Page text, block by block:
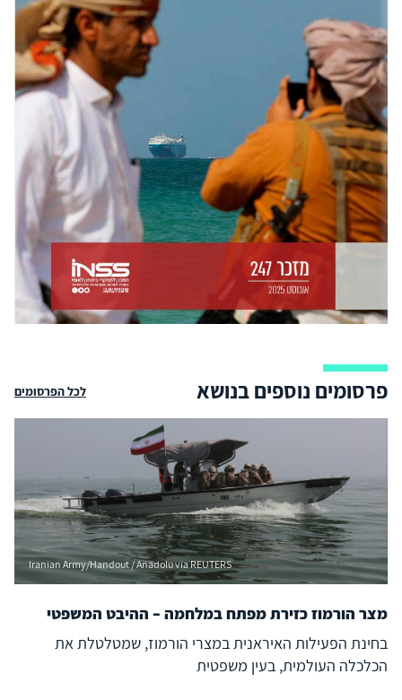
פרסומים נוספים בנושא לכל הפרסומים
Iranian Army/Handout / Anadolu via REUTERS
מצר הורמוז כזירת מפתח במלחמה – ההיבט המשפטי
בחינת הפעילות האיראנית במצרי הורמוז, שמטלטלת את
הכלכלה העולמית, בעין משפטית